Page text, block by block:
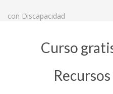
con Discapacidad
Curso